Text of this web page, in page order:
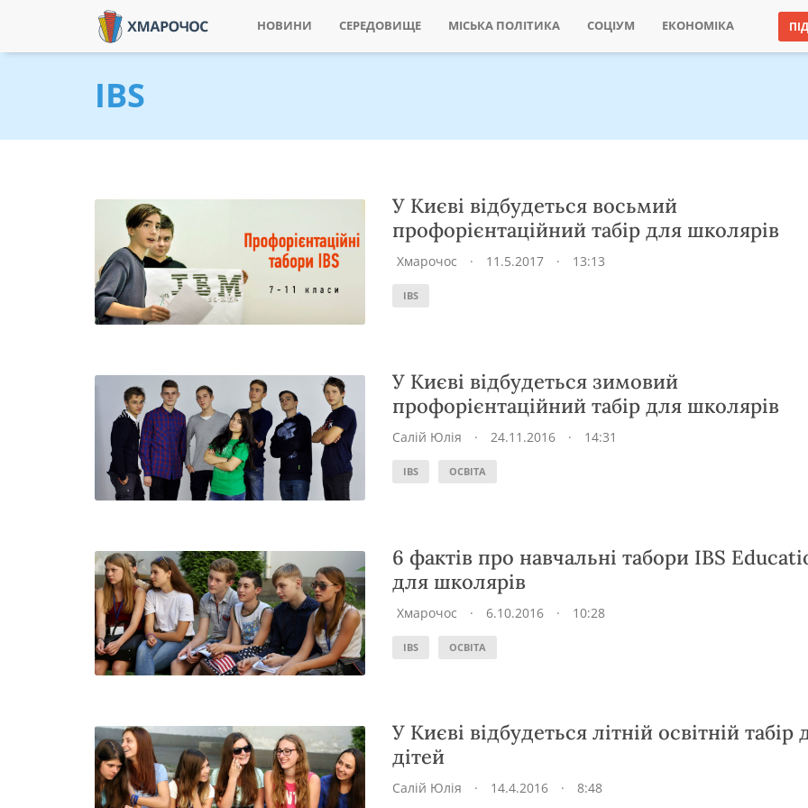
НОВИНИ СЕРЕДОВИЩЕ МІСЬКА ПОЛІТИКА СОЦІУМ ЕКОНОМІКА
IBS
У Києві відбудеться восьмий
профорієнтаційний табір для школярів
Хмарочос · 11.5.2017 · 13:13
IBS
У Києві відбудеться зимовий
профорієнтаційний табір для школярів
Салій Юлія · 24.11.2016 · 14:31
IBS ОСВІТА
6 фактів про навчальні табори IBS
для школярів
Хмарочос · 6.10.2016 · 10:28
IBS ОСВІТА
У Києві відбудеться літній освітній табір
дітей
Салій Юлія · 14.4.2016 · 8:48